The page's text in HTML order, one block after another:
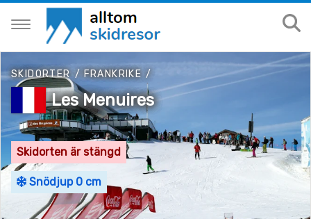
SKIDORTER /FRANKRIKE /
Les Menuires
Skidorten är stängd
Snödjup 0 cm